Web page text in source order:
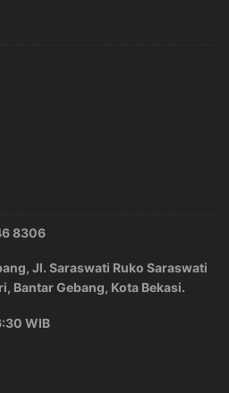
8306
Jl. Saraswati Ruko Saraswati
Bantar Gebang, Kota Bekasi.
WIB